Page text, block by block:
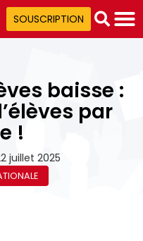
SOUSCRIPTION
baisse :
par
!
juillet 2025